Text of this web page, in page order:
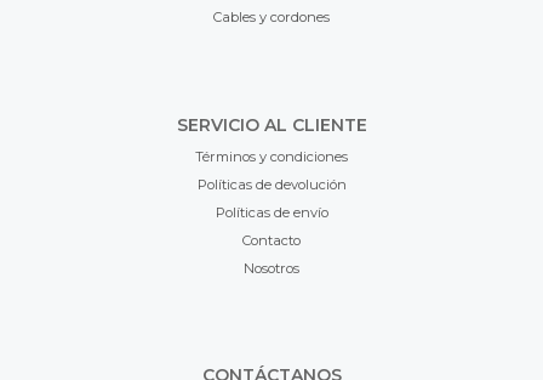
Cables y cordones
SERVICIO AL CLIENTE
Términos y condiciones
Políticas de devolución
Políticas de envío
Contacto
Nosotros
CONTÁCTANOS